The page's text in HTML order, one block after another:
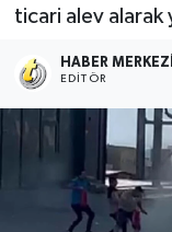
ticari alev alarak
HABER MERKEZI
EDITÖR